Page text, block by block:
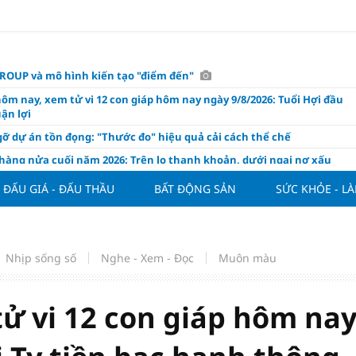
và mô hình kiến tạo "điểm đến"
nay, xem tử vi 12 con giáp hôm nay ngày 9/8/2026: Tuổi Hợi đầu
lợi
dự án tồn đọng: "Thước đo" hiệu quả cải cách thể chế
nửa cuối năm 2026: Trên lo thanh khoản, dưới ngại nợ xấu
GDP của Việt Nam "phình" lên 155%, cao gấp 3 lần nhóm cùng
Cup 2026
hôm nay 8/8: Vàng thế giới "nhảy vọt"
phiếu IPO có được phân bổ dòng vốn mới từ nâng hạng thị trường?
của nước chanh gừng
ĐẤU GIÁ - ĐẤU THẦU BẤT ĐỘNG SẢN SỨC KHỎE -
Nhịp sống số Nghe - Xem - Đọc Muôn màu
vi 12 con giáp hôm nay